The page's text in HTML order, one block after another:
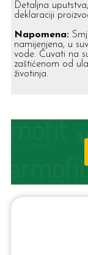
Detaljna
deklaraciji
Napomena:
namijenjena, u
vode. Čuvati na
zaštićenom od
životinja.